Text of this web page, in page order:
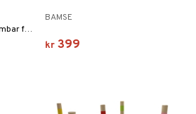
Bamse med en myk og formbar fylling med ekstra myk pels!
BAMSE
kr 399